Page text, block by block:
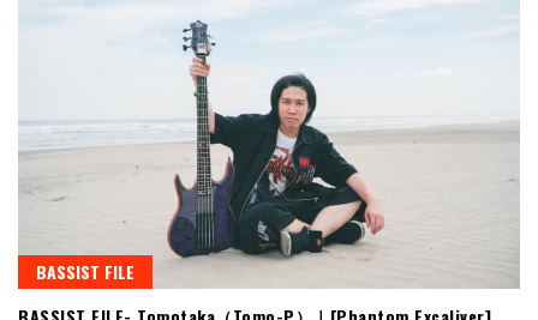
BASSIST FILE